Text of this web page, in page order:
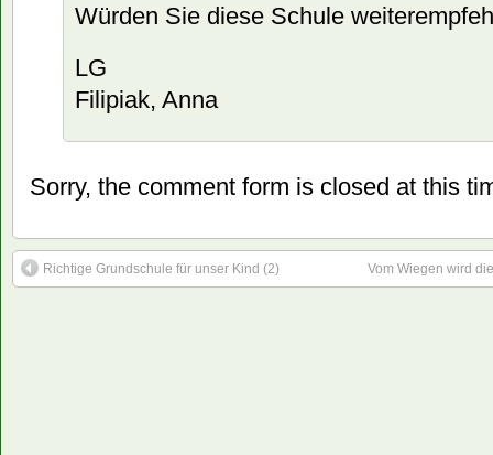
Würden Sie diese Schule
LG
Filipiak, Anna
Sorry, the comment form is closed at this
Richtige Grundschule für unser Kind (2) Vom Wiegen wird